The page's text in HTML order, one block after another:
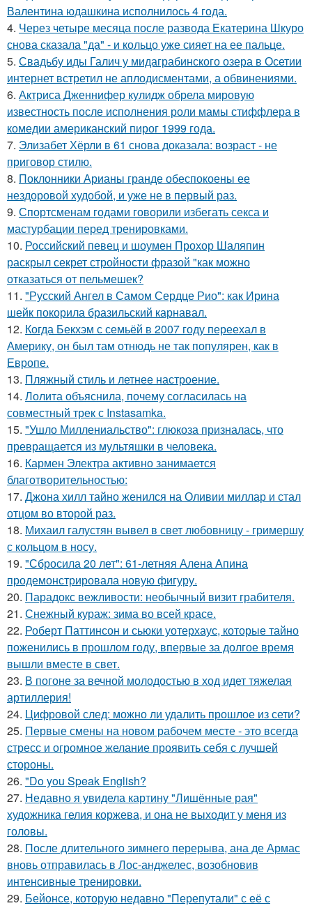
Валентина юдашкина исполнилось 4 года.
4. Через четыре месяца после развода Екатерина Шкуро
снова сказала "да" - и кольцо уже сияет на ее пальце.
5. Свадьбу иды Галич у мидаграбинского озера в Осетии
интернет встретил не аплодисментами, а обвинениями.
6. Актриса Дженнифер кулидж обрела мировую
известность после исполнения роли мамы стиффлера в
комедии американский пирог 1999 года.
7. Элизабет Хёрли в 61 снова доказала: возраст - не
приговор стилю.
8. Поклонники Арианы гранде обеспокоены ее
нездоровой худобой, и уже не в первый раз.
9. Спортсменам годами говорили избегать секса и
мастурбации перед тренировками.
10. Российский певец и шоумен Прохор Шаляпин
раскрыл секрет стройности фразой "как можно
отказаться от пельмешек?
11. "Русский Ангел в Самом Сердце Рио": как Ирина
шейк покорила бразильский карнавал.
12. Когда Бекхэм с семьёй в 2007 году переехал в
Америку, он был там отнюдь не так популярен, как в
Европе.
13. Пляжный стиль и летнее настроение.
14. Лолита объяснила, почему согласилась на
совместный трек с Instasamka.
15. "Ушло Миллениальство": глюкоза призналась, что
превращается из мультяшки в человека.
16. Кармен Электра активно занимается
благотворительностью:
17. Джона хилл тайно женился на Оливии миллар и стал
отцом во второй раз.
18. Михаил галустян вывел в свет любовницу - гримершу
с кольцом в носу.
19. "Сбросила 20 лет": 61-летняя Алена Апина
продемонстрировала новую фигуру.
20. Парадокс вежливости: необычный визит грабителя.
21. Снежный кураж: зима во всей красе.
22. Роберт Паттинсон и сьюки уотерхаус, которые тайно
поженились в прошлом году, впервые за долгое время
вышли вместе в свет.
23. В погоне за вечной молодостью в ход идет тяжелая
артиллерия!
24. Цифровой след: можно ли удалить прошлое из сети?
25. Первые смены на новом рабочем месте - это всегда
стресс и огромное желание проявить себя с лучшей
стороны.
26. "Do you Speak English?
27. Недавно я увидела картину "Лишённые рая"
художника гелия коржева, и она не выходит у меня из
головы.
28. После длительного зимнего перерыва, ана де Армас
вновь отправилась в Лос-анджелес, возобновив
интенсивные тренировки.
29. Бейонсе, которую недавно "Перепутали" с её с